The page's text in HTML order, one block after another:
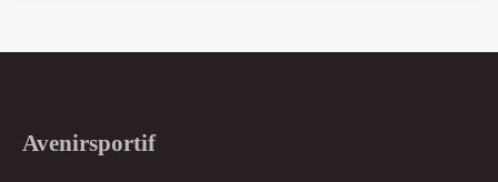
Avenirsportif